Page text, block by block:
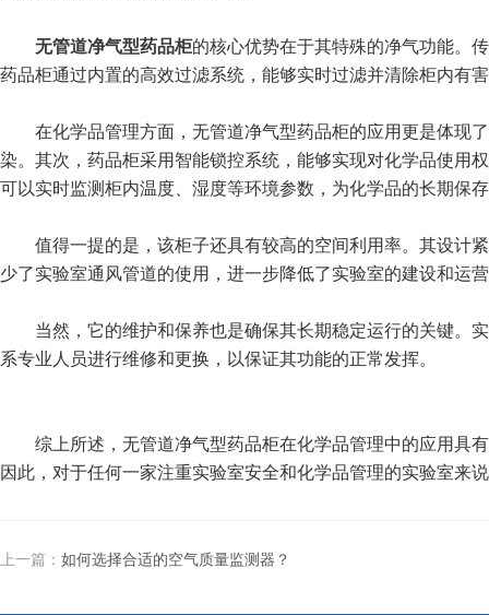
无管道净气型药品柜的核心优势在于其特殊的净气功能。
药品柜通过内置的高效过滤系统，能够实时过滤并清除柜内有
在化学品管理方面，无管道净气型药品柜的应用更是体现了
染。其次，药品柜采用智能锁控系统，能够实现对化学品使用
可以实时监测柜内温度、湿度等环境参数，为化学品的长期保
值得一提的是，该柜子还具有较高的空间利用率。其设计紧
少了实验室通风管道的使用，进一步降低了实验室的建设和运
当然，它的维护和保养也是确保其长期稳定运行的关键。实
系专业人员进行维修和更换，以保证其功能的正常发挥。
综上所述，无管道净气型药品柜在化学品管理中的应用具有
因此，对于任何一家注重实验室安全和化学品管理的实验室来
上一篇： 如何选择合适的空气质量监测器？